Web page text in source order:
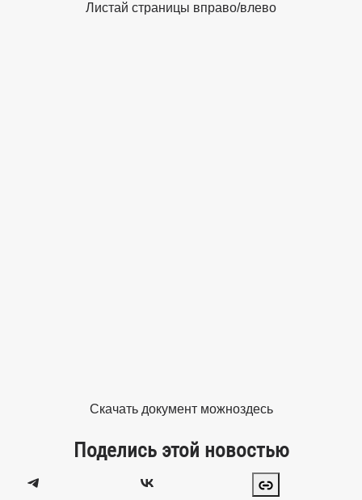
Листай страницы вправо/влево
Скачать документ можноздесь
Поделись этой новостью